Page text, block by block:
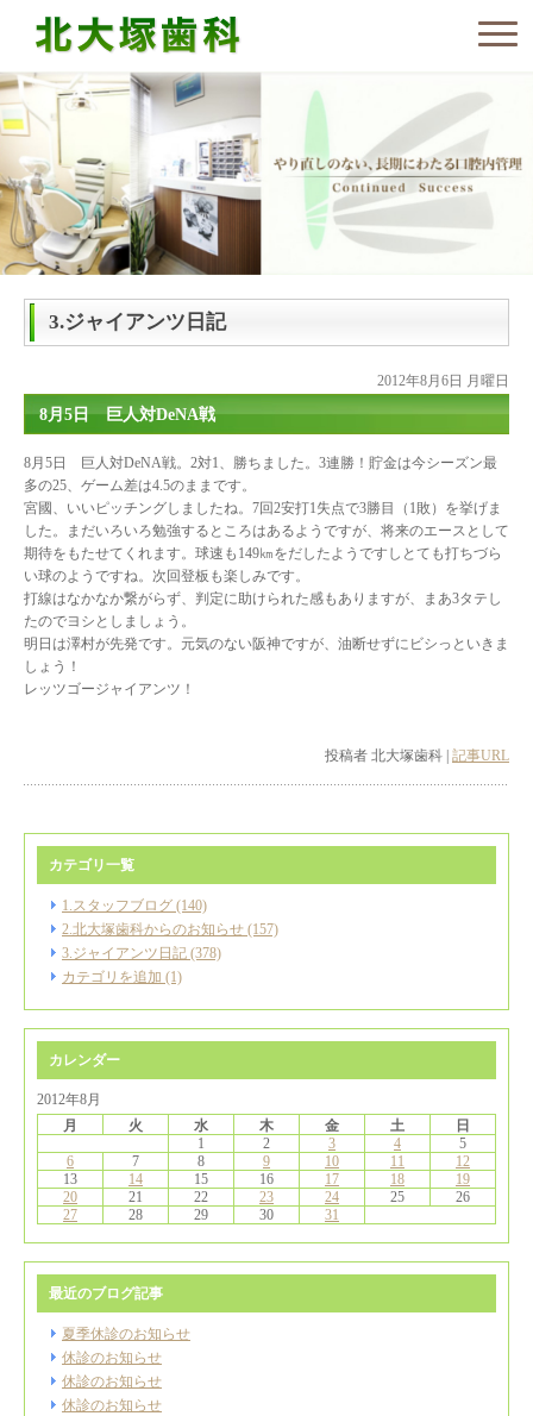
3.ジャイアンツ日記
2012年8月6日 月曜日
8月5日 巨人対DeNA戦
8月5日 巨人対DeNA戦。2対1、勝ちました。3連勝！貯金は今シーズン最
多の25、ゲーム差は4.5のままです。
宮國、いいピッチングしましたね。7回2安打1失点で3勝目（1敗）を挙げま
した。まだいろいろ勉強するところはあるようですが、将来のエースとして
期待をもたせてくれます。球速も149㎞をだしたようですしとても打ちづら
い球のようですね。次回登板も楽しみです。
打線はなかなか繋がらず、判定に助けられた感もありますが、まあ3タテし
たのでヨシとしましょう。
明日は澤村が先発です。元気のない阪神ですが、油断せずにビシっといきま
しょう！
レッツゴージャイアンツ！
投稿者 北大塚歯科 | 記事URL
カテゴリ一覧
1.スタッフブログ (140)
2.北大塚歯科からのお知らせ (157)
3.ジャイアンツ日記 (378)
カテゴリを追加 (1)
カレンダー
2012年8月
月
火 水 木 金 土
日
1
2 3 4
5
6
7 8 9 10 11
12
13
14 15 16 17 18
19
20
21 22 23 24 25
26
27
28 29 30 31
最近のブログ記事
夏季休診のお知らせ
休診のお知らせ
休診のお知らせ
休診のお知らせ